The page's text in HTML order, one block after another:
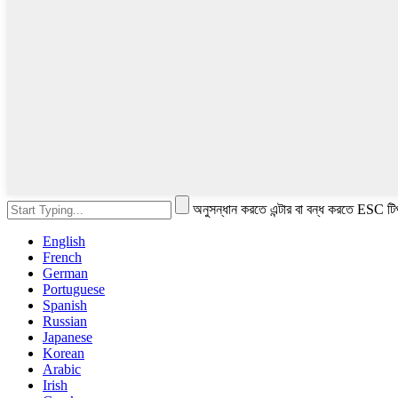
অনুসন্ধান করতে এন্টার বা বন্ধ করতে ESC
English
French
German
Portuguese
Spanish
Russian
Japanese
Korean
Arabic
Irish